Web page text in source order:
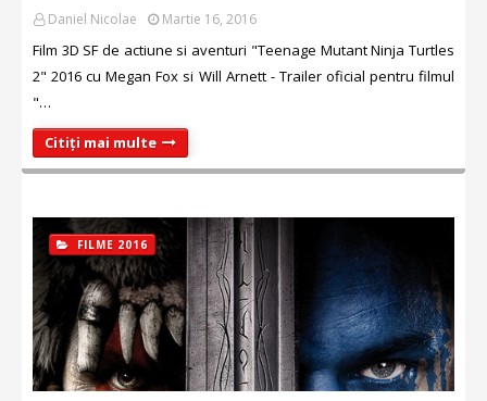
Daniel Nicolae Martie 16, 2016
Film 3D SF de actiune si aventuri "Teenage Mutant Ninja Turtles
2" 2016 cu Megan Fox si Will Arnett - Trailer oficial pentru filmul
"…
Citiți mai multe
FILME 2016